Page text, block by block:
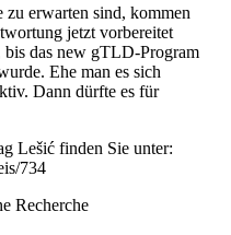
erwarten sind, kommen
jetzt vorbereitet
bis das new gTLD-Program
Ehe man es sich
Dann dürfte es für
Lešić finden Sie unter:
734
Recherche